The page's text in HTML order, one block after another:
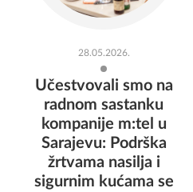
28.05.2026.
Učestvovali smo na
radnom sastanku
kompanije m:tel u
Sarajevu: Podrška
žrtvama nasilja i
sigurnim kućama se